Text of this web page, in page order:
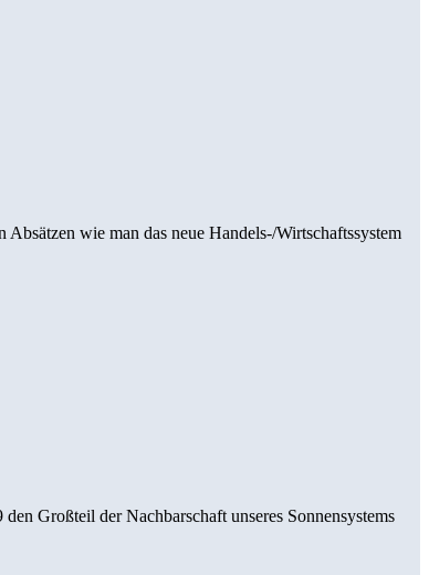
wie man das neue Handels-/Wirtschaftssystem
Großteil der Nachbarschaft unseres Sonnensystems